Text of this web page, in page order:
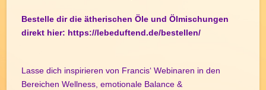
Bestelle dir die ätherischen Öle und Ölmischungen
direkt hier: https://lebeduftend.de/bestellen/
Lasse dich inspirieren von Francis‘ Webinaren in den
Bereichen Wellness, emotionale Balance &